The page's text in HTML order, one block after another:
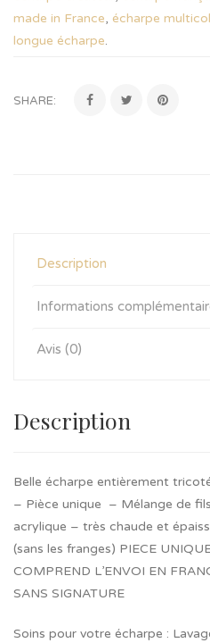
made in France, écharpe
longue écharpe.
SHARE:
Description
Informations
Avis (0)
Description
Belle écharpe entièrement
– Pièce unique – Mélange de
acrylique – très chaude et
(sans les franges) PIECE
COMPREND L’ENVOI EN
SANS SIGNATURE
Soins pour votre écharpe :